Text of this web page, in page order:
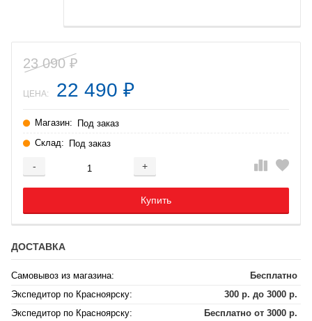
23 090 ₽
ЦЕНА: 22 490 ₽
Магазин: Под заказ
Склад: Под заказ
- +
Добавляется...
Купить
Добавлен
ДОСТАВКА
Самовывоз из магазина:
Бесплатно
Экспедитор по Красноярску:
300 р. до 3000 р.
Экспедитор по Красноярску:
Бесплатно от 3000 р.